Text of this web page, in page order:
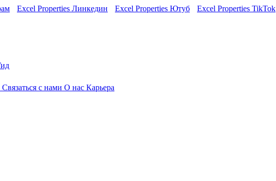
Excel Properties Линкедин Excel Properties Ютуб Excel Properties TikTok
Связаться с нами О нас Карьера